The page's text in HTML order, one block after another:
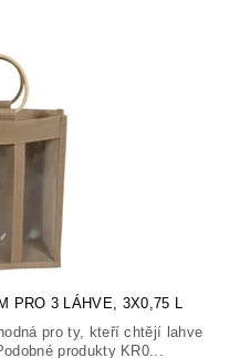
PRO 3 LÁHVE, 3X0,75 L
pro ty, kteří chtějí lahve
produkty KR0...